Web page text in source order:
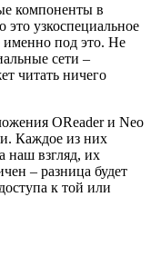
компоненты в
это узкоспециальное
именно под это. Не
сети –
читать ничего
OReader и Neo
Каждое из них
наш взгляд, их
– разница будет
к той или